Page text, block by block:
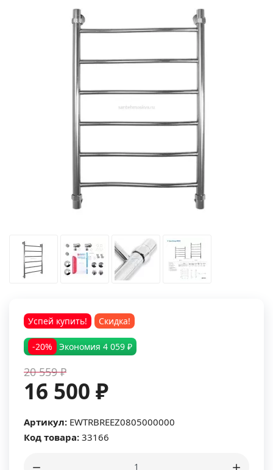
Успей купить! Скидка!
-20% Экономия 4 059 ₽
20 559 ₽
16 500 ₽
Артикул: EWTRBREEZ0805000000
Код товара: 33166